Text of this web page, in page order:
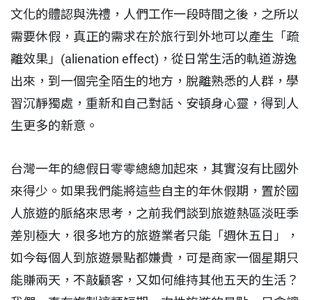
文化的體認與洗禮，人們工作一段時間之後，之所以
需要休假，真正的需求在於旅行到外地可以產生「疏
離效果」(alienation effect)，從日常生活的軌道游逸
出來，到一個完全陌生的地方，脫離熟悉的人群，學
習沉靜獨處，重新和自己對話、安頓身心靈，得到人
生更多的新意。
台灣一年的總假日零零總總加起來，其實沒有比國外
來得少。如果我們能將這些自主的年休假期，置於國
人旅遊的脈絡來思考，之前我們談到旅遊熱區淡旺季
差別極大，很多地方的旅遊業者只能「週休五日」，
如今每個人到旅遊景點都嫌貴，可是商家一個星期只
能賺兩天，不敲顧客，又如何維持其他五天的生活？